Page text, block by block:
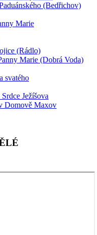
(Bedřichov)
Marie
(Rádlo)
Marie (Dobrá Voda)
svatého
Ježíšova
Domově Maxov